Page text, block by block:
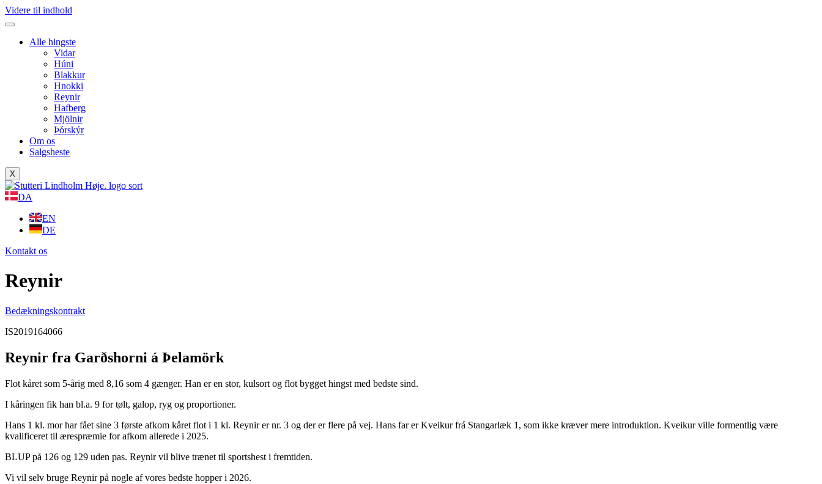
Videre til indhold
Alle hingste
Vidar
Húni
Blakkur
Hnokki
Reynir
Hafberg
Mjölnir
Þórskýr
Om os
Salgsheste
X
DA
EN
DE
Kontakt os
Reynir
Bedækningskontrakt
IS2019164066
Reynir fra Garðshorni á Þelamörk
Flot kåret som 5-årig med 8,16 som 4 gænger. Han er en stor, kulsort og flot bygget hingst med bedste sind.
I kåringen fik han bl.a. 9 for tølt, galop, ryg og proportioner.
Hans 1 kl. mor har fået sine 3 første afkom kåret flot i 1 kl. Reynir er nr. 3 og der er flere på vej. Hans far er Kveikur frá Stangarlæk 1, som ikke kræver mere introduktion. Kveikur ville formentlig være
kvalificeret til ærespræmie for afkom allerede i 2025.
BLUP på 126 og 129 uden pas. Reynir vil blive trænet til sportshest i fremtiden.
Vi vil selv bruge Reynir på nogle af vores bedste hopper i 2026.